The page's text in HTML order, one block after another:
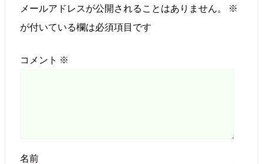
メールアドレスが公開されることはありません。
※
が付いている欄は必須項目です
コメント ※
名前